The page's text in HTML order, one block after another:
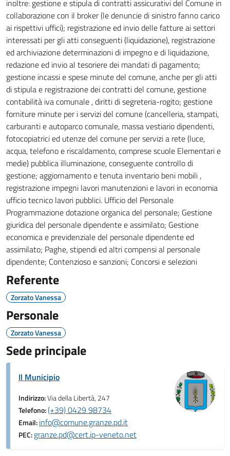
inoltre: gestione e stipula di contratti assicurativi del Comune in
collaborazione con il broker (le denuncie di sinistro fanno carico
ai rispettivi uffici); registrazione ed invio delle fatture ai settori
interessati per gli atti conseguenti (liquidazione), registrazione
ed archiviazione determinazioni di impegno e di liquidazione,
redazione ed invio al tesoriere dei mandati di pagamento;
gestione incassi e spese minute del comune, anche per gli atti
di stipula e registrazione dei contratti del comune, gestione
contabilità iva comunale , diritti di segreteria-rogito; gestione
forniture minute per i servizi del comune (cancelleria, stampati,
carburanti e autoparco comunale, massa vestiario dipendenti,
fotocopiatrici ed utenze del comune per servizi a rete (luce,
acqua, telefono e riscaldamento, comprese scuole Elementari e
medie) pubblica illuminazione, conseguente controllo di
gestione; aggiornamento e tenuta inventario beni mobili ,
registrazione impegni lavori manutenzioni e lavori in economia
ufficio tecnico lavori pubblici. Ufficio del Personale
Programmazione dotazione organica del personale; Gestione
giuridica del personale dipendente e assimilato; Gestione
economica e previdenziale del personale dipendente ed
assimilato; Paghe, stipendi ed altri compensi al personale
dipendente; Contenzioso e sanzioni; Concorsi e selezioni
Referente
Zorzato Vanessa
Personale
Zorzato Vanessa
Sede principale
Il Municipio
Indirizzo:Via della Libertà, 247
Telefono:(+39) 0429 98734
Email:info@comune.granze.pd.it
PEC:granze.pd@cert.ip-veneto.net